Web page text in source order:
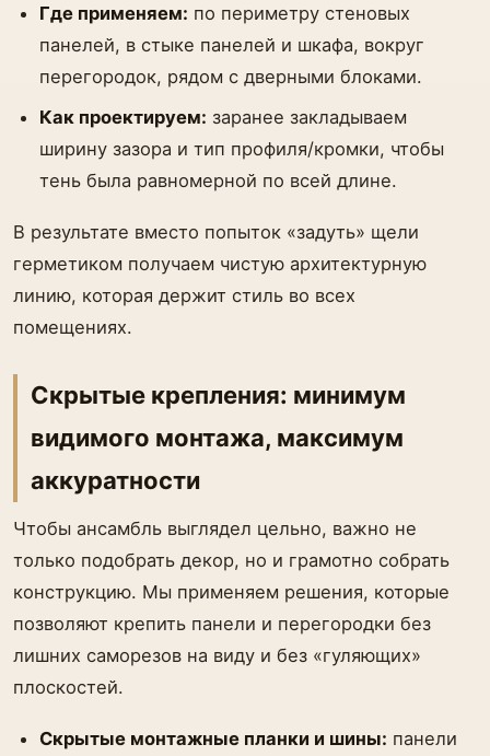
Где применяем: по периметру стеновых
панелей, в стыке панелей и шкафа, вокруг
перегородок, рядом с дверными блоками.
Как проектируем: заранее закладываем
ширину зазора и тип профиля/кромки, чтобы
тень была равномерной по всей длине.
В результате вместо попыток «задуть» щели
герметиком получаем чистую архитектурную
линию, которая держит стиль во всех
помещениях.
Скрытые крепления: минимум
видимого монтажа, максимум
аккуратности
Чтобы ансамбль выглядел цельно, важно не
только подобрать декор, но и грамотно собрать
конструкцию. Мы применяем решения, которые
позволяют крепить панели и перегородки без
лишних саморезов на виду и без «гуляющих»
плоскостей.
Скрытые монтажные планки и шины: панели